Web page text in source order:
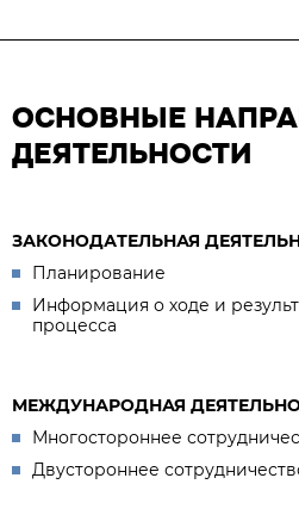
ОСНОВНЫЕ
ДЕЯТЕЛЬНОСТИ
ЗАКОНОДАТЕЛЬНАЯ
Планирование
Информация о ходе и
процесса
МЕЖДУНАРОДНАЯ
Многостороннее
Двустороннее